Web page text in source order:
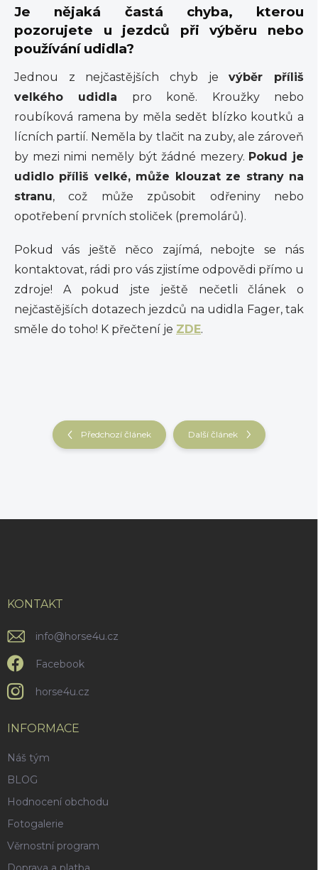
Je nějaká častá chyba, kterou
pozorujete u jezdců při výběru nebo
používání udidla?
Jednou z nejčastějších chyb jevýběr příliš
velkého udidla pro koně. Kroužky nebo
roubíková ramena by měla sedět blízko koutků a
lícních partií. Neměla by tlačit na zuby, ale zároveň
by mezi nimi neměly být žádné mezery. Pokud je
udidlo příliš velké, může klouzat ze strany na
stranu, což může způsobit odřeniny nebo
opotřebení prvních stoliček (premolárů).
Pokud vás ještě něco zajímá, nebojte se nás
kontaktovat, rádi pro vás zjistíme odpovědi přímo u
zdroje! A pokud jste ještě nečetli článek o
nejčastějších dotazech jezdců na udidla Fager, tak
směle do toho! K přečtení je ZDE.
Předchozí článek Další článek
KONTAKT
info@horse4u.cz
Facebook
horse4u.cz
INFORMACE
Náš tým
BLOG
Hodnocení obchodu
Fotogalerie
Věrnostní program